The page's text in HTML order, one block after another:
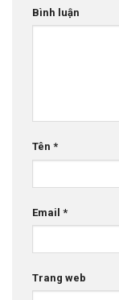
Bình luận
Tên *
Email *
Trang web